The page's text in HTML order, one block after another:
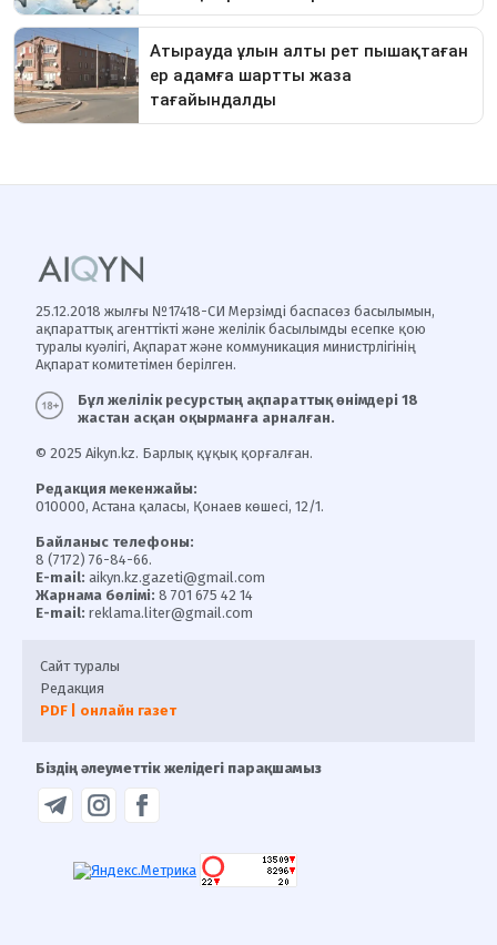
25.12.2018 жылғы №17418-СИ Мерзімді баспасөз басылымын,
ақпараттық агенттікті және желілік басылымды есепке қою
туралы куәлігі, Ақпарат және коммуникация министрлігінің
Ақпарат комитетімен берілген.
Бұл желілік ресурстың ақпараттық өнімдері 18
жастан асқан оқырманға арналған.
© 2025 Aikyn.kz. Барлық құқық қорғалған.
Редакция мекенжайы:
010000, Астана қаласы, Қонаев көшесі, 12/1.
Байланыс телефоны:
8 (7172) 76-84-66.
E-mail: aikyn.kz.gazeti@gmail.com
Жарнама бөлімі: 8 701 675 42 14
E-mail: reklama.liter@gmail.com
Сайт туралы
Редакция
PDF | онлайн газет
Біздің әлеуметтік желідегі парақшамыз